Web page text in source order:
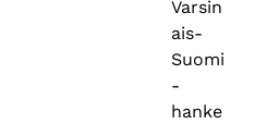
Varsin
ais-
Suomi
-
hanke